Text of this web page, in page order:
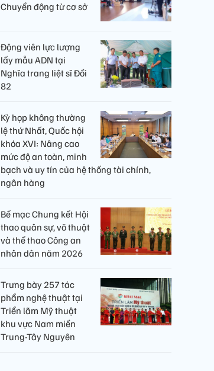
Chuyển động từ cơ sở
Động viên lực lượng
lấy mẫu ADN tại
Nghĩa trang liệt sĩ Đồi
82​
Kỳ họp không thường
lệ thứ Nhất, Quốc hội
khóa XVI: Nâng cao
mức độ an toàn, minh
bạch và uy tín của hệ thống tài chính,
ngân hàng
Bế mạc Chung kết Hội
thao quân sự, võ thuật
và thể thao Công an
nhân dân năm 2026
Trưng bày 257 tác
phẩm nghệ thuật tại
Triển lãm Mỹ thuật
khu vực Nam miền
Trung-Tây Nguyên